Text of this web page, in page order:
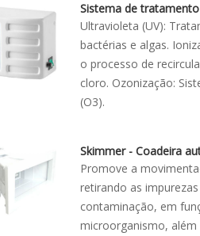
Sistema de
Ultravioleta (UV):
bactérias e algas.
o processo de
cloro. Ozonização:
(O3).
Skimmer - Coadeira
Promove a
retirando as
contaminação, em
microorganismo,